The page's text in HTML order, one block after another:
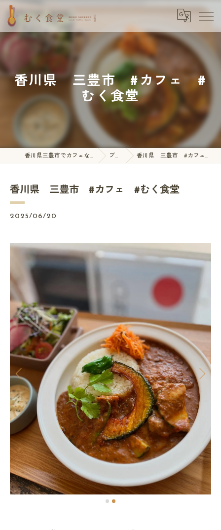
香川県 三豊市 #カフェ #
むく食堂
香川県三豊市でカフェならむく食堂 ブログ 香川県 三豊市 #カフェ #むく食堂
香川県 三豊市 #カフェ #むく食堂
2025/06/20